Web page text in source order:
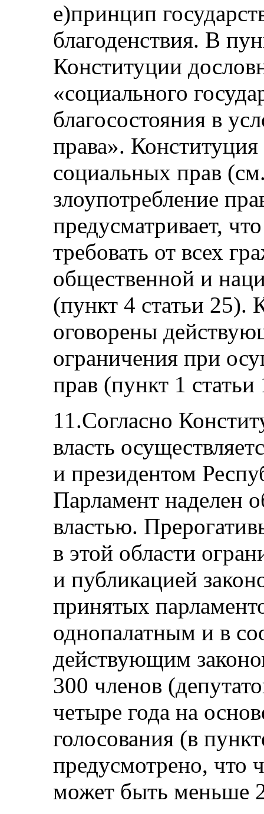
e)принцип
благоденствия. В
Конституции
«социального
благосостояния в
права». Конституция
социальных прав
злоупотребление
предусматривает,
требовать от всех
общественной и
(пункт 4 статьи 25).
оговорены
ограничения при
прав (пункт 1
11.Согласно
власть
и президентом
Парламент наделен
властью.
в этой области
и публикацией
принятых
однопалатным и в
действующим
300 членов
четыре года на
голосования (в
предусмотрено, что
может быть меньше